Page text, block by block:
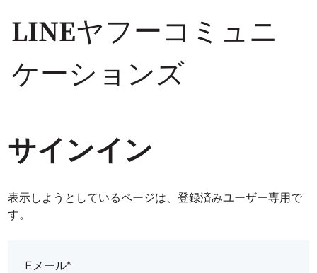
LINEヤフーコミュニ
ケーションズ
サインイン
表示しようとしているページは、登録済みユーザー専用で
す。
Eメール*